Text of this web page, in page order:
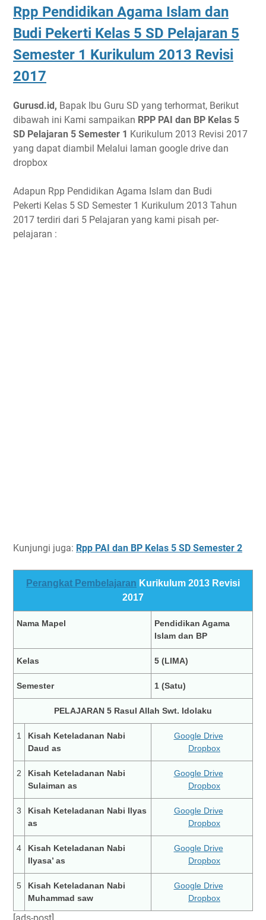
Rpp Pendidikan Agama Islam dan
Budi Pekerti Kelas 5 SD Pelajaran 5
Semester 1 Kurikulum 2013 Revisi
2017
Gurusd.id, Bapak Ibu Guru SD yang terhormat, Berikut
dibawah ini Kami sampaikan RPP PAI dan BP Kelas 5
SD Pelajaran 5 Semester 1 Kurikulum 2013 Revisi 2017
yang dapat diambil Melalui laman google drive dan
dropbox
Adapun Rpp Pendidikan Agama Islam dan Budi
Pekerti Kelas 5 SD Semester 1 Kurikulum 2013 Tahun
2017 terdiri dari 5 Pelajaran yang kami pisah per-
pelajaran :
Kunjungi juga: Rpp PAI dan BP Kelas 5 SD Semester 2
Perangkat Pembelajaran Kurikulum 2013 Revisi
2017
Nama Mapel
Pendidikan Agama
Islam dan BP
Kelas 5 (LIMA)
Semester 1 (Satu)
PELAJARAN 5 Rasul Allah Swt. Idolaku
1
Kisah Keteladanan Nabi
Daud as
Google Drive
Dropbox
2
Kisah Keteladanan Nabi
Sulaiman as
Google Drive
Dropbox
3
Kisah Keteladanan Nabi Ilyas
as
Google Drive
Dropbox
4
Kisah Keteladanan Nabi
Ilyasa’ as
Google Drive
Dropbox
5
Kisah Keteladanan Nabi
Muhammad saw
Google Drive
Dropbox